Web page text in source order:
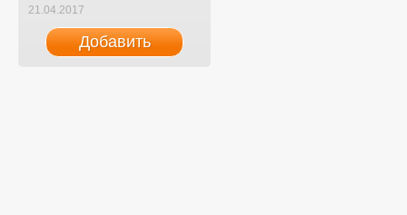
21.04.2017
Добавить